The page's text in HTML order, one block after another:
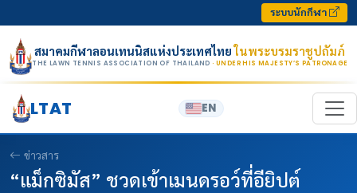
ระบบนักกีฬา
สมาคมกีฬาลอนเทนนิสแห่งประเทศไทยในพระบรมราชูปถัมภ์
THE LAWN TENNIS ASSOCIATION OF THAILAND · UNDER HIS MAJESTY’S PATRONAGE
LTAT EN
ข่าวสาร
“แม็กซิมัส” ชวดเข้าเมนดรอว์ที่อียิปต์